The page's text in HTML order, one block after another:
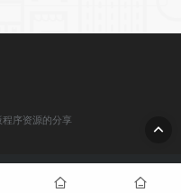
序资源的分享
reserved 网站地图